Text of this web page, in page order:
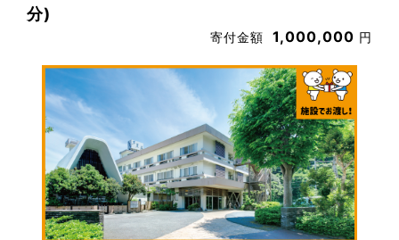
分)
寄付金額 1,000,000 円